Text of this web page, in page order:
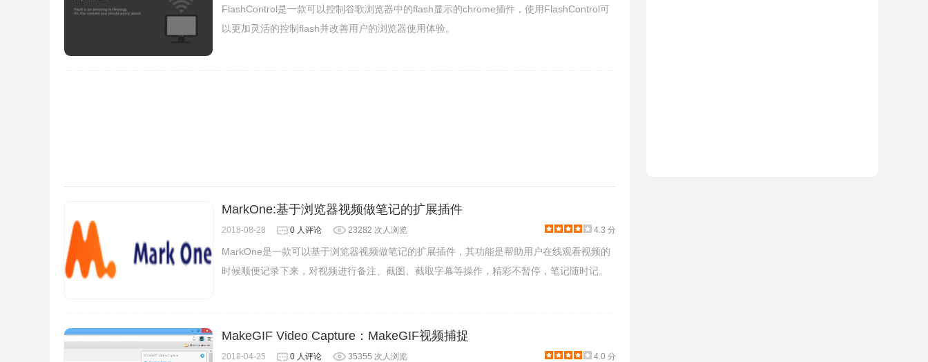
FlashControl是一款可以控制谷歌浏览器中的flash显示的chrome插件，使用FlashControl可
以更加灵活的控制flash并改善用户的浏览器使用体验。
MarkOne:基于浏览器视频做笔记的扩展插件
2018-08-28 0 人评论 23282 次人浏览 4.3 分
MarkOne是一款可以基于浏览器视频做笔记的扩展插件，其功能是帮助用户在线观看视频的
时候顺便记录下来，对视频进行备注、截图、截取字幕等操作，精彩不暂停，笔记随时记。
MakeGIF Video Capture：MakeGIF视频捕捉
2018-04-25 0 人评论 35355 次人浏览 4.0 分